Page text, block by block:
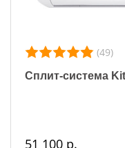
(49)
Сплит-система
51 100 р.